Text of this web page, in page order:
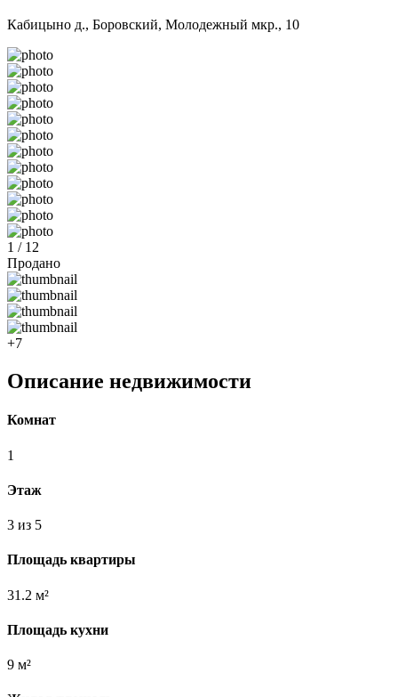
Кабицыно д., Боровский, Молодежный мкр., 10
1 / 12
Продано
+7
Описание недвижимости
Комнат
1
Этаж
3 из 5
Площадь квартиры
31.2 м²
Площадь кухни
9 м²